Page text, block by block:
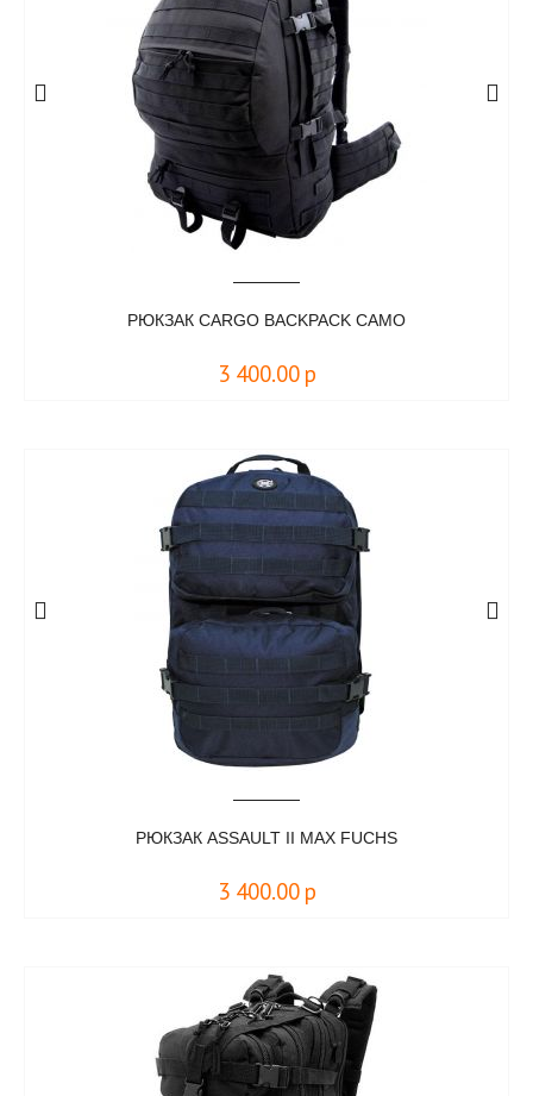
РЮКЗАК CARGO BACKPACK CAMO
3 400.00 р
РЮКЗАК ASSAULT II MAX FUCHS
3 400.00 р